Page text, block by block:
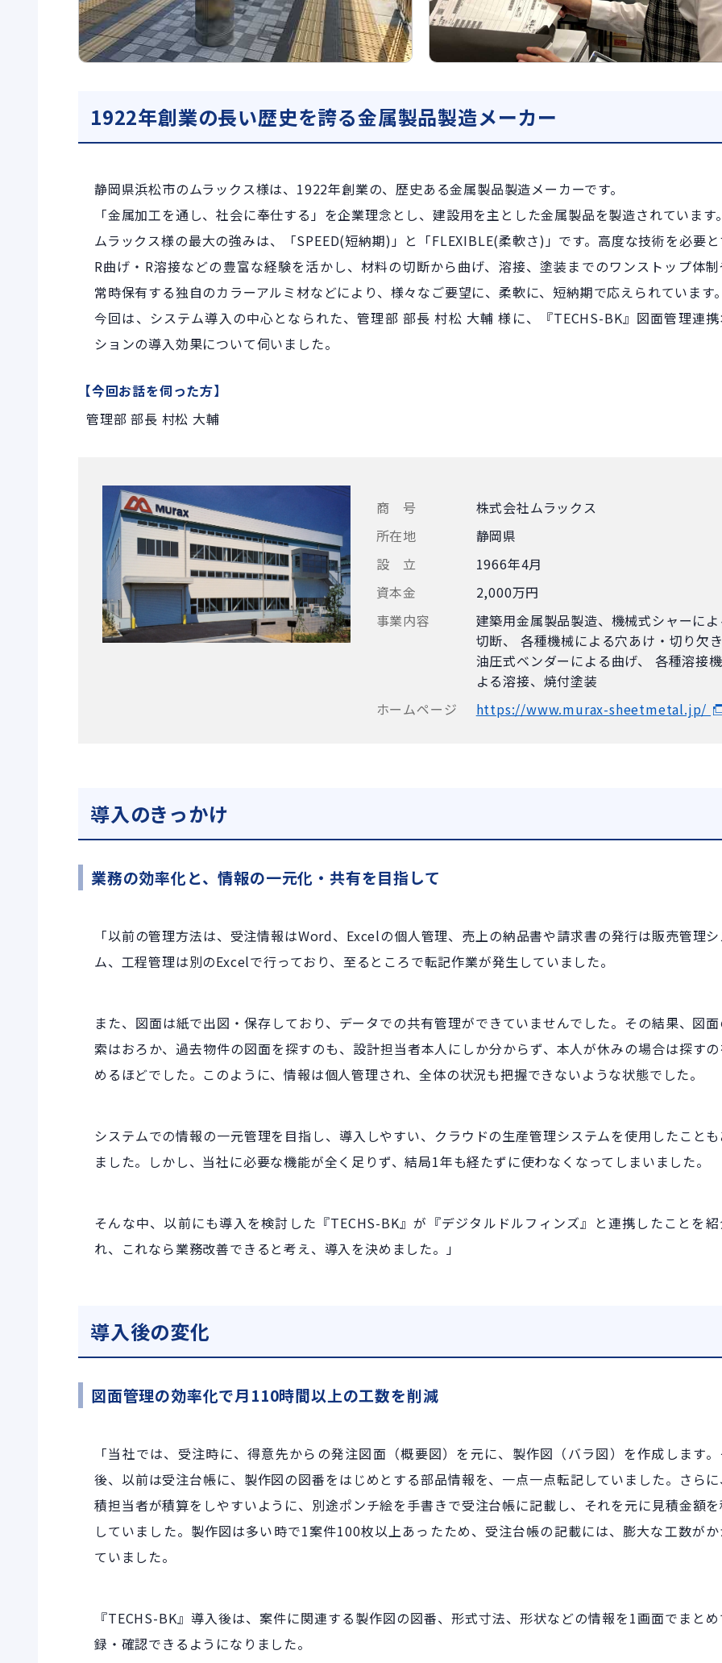
1922年創業の長い歴史を誇る金属製品製造メーカー
静岡県浜松市のムラックス様は、1922年創業の、歴史ある金属製品製造メーカーです。
「金属加工を通し、社会に奉仕する」を企業理念とし、建設用を主とした金属製品を製造されています
ムラックス様の最大の強みは、「SPEED(短納期)」と「FLEXIBLE(柔軟さ)」です。高度な技術を必要
R曲げ・R溶接などの豊富な経験を活かし、材料の切断から曲げ、溶接、塗装までのワンストップ体
常時保有する独自のカラーアルミ材などにより、様々なご要望に、柔軟に、短納期で応えられています
今回は、システム導入の中心となられた、管理部 部長 村松 大輔 様に、『TECHS-BK』図面管理連
ションの導入効果について伺いました。
【今回お話を伺った方】
管理部 部長 村松 大輔
商 号
株式会社ムラックス
所在地
静岡県
設 立
1966年4月
資本金
2,000万円
事業内容
建築用金属製品製造、機械式シャーに
切断、 各種機械による穴あけ・切り欠
油圧式ベンダーによる曲げ、 各種溶接
よる溶接、焼付塗装
ホームページ
https://www.murax-sheetmetal.jp/
導入のきっかけ
業務の効率化と、情報の一元化・共有を目指して
「以前の管理方法は、受注情報はWord、Excelの個人管理、売上の納品書や請求書の発行は販売管理
ム、工程管理は別のExcelで行っており、至るところで転記作業が発生していました。
また、図面は紙で出図・保存しており、データでの共有管理ができていませんでした。その結果、図
索はおろか、過去物件の図面を探すのも、設計担当者本人にしか分からず、本人が休みの場合は探す
めるほどでした。このように、情報は個人管理され、全体の状況も把握できないような状態でした。
システムでの情報の一元管理を目指し、導入しやすい、クラウドの生産管理システムを使用したこと
ました。しかし、当社に必要な機能が全く足りず、結局1年も経たずに使わなくなってしまいました。
そんな中、以前にも導入を検討した『TECHS-BK』が『デジタルドルフィンズ』と連携したことを
れ、これなら業務改善できると考え、導入を決めました。」
導入後の変化
図面管理の効率化で月110時間以上の工数を削減
「当社では、受注時に、得意先からの発注図面（概要図）を元に、製作図（バラ図）を作成します
後、以前は受注台帳に、製作図の図番をはじめとする部品情報を、一点一点転記していました。さら
積担当者が積算をしやすいように、別途ポンチ絵を手書きで受注台帳に記載し、それを元に見積金額
していました。製作図は多い時で1案件100枚以上あったため、受注台帳の記載には、膨大な工数が
ていました。
『TECHS-BK』導入後は、案件に関連する製作図の図番、形式寸法、形状などの情報を1画面でまと
録・確認できるようになりました。